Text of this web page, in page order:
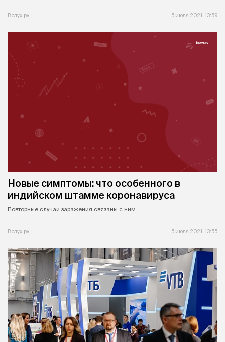
Вслух.ру 5 июля 2021, 13:59
Новые симптомы: что особенного в
индийском штамме коронавируса
Повторные случаи заражения связаны с ним.
Вслух.ру 5 июля 2021, 13:55